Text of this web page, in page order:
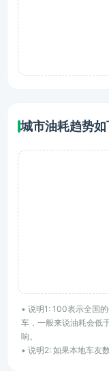
城市油耗趋势如
• 说明1: 100表示全国
车，一般来说油耗会低
响。
• 说明2: 如果本地车友